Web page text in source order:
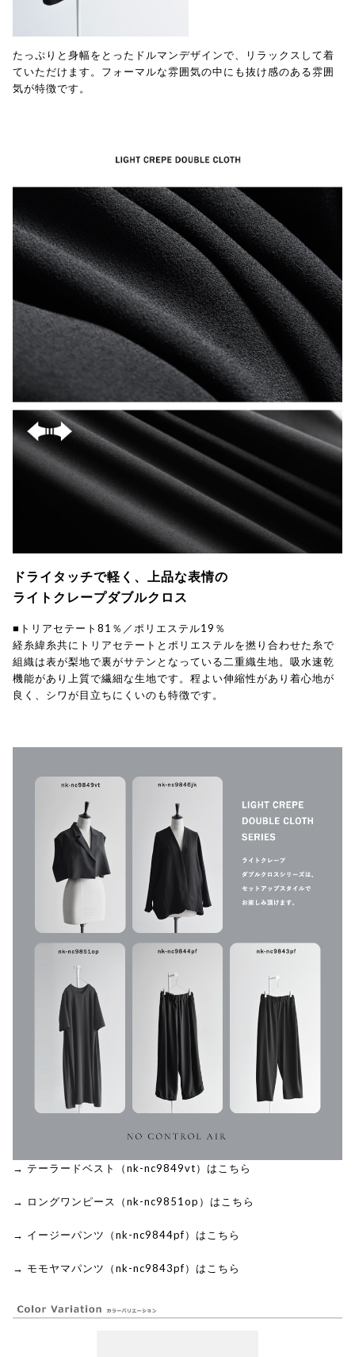
たっぷりと身幅をとったドルマンデザインで、リラックスして着
ていただけます。フォーマルな雰囲気の中にも抜け感のある雰囲
気が特徴です。
ドライタッチで軽く、上品な表情の
ライトクレープダブルクロス
■トリアセテート81％／ポリエステル19％
経糸緯糸共にトリアセテートとポリエステルを撚り合わせた糸で
組織は表が梨地で裏がサテンとなっている二重織生地。吸水速乾
機能があり上質で繊細な生地です。程よい伸縮性があり着心地が
良く、シワが目立ちにくいのも特徴です。
→ テーラードベスト（nk-nc9849vt）はこちら
→ ロングワンピース（nk-nc9851op）はこちら
→ イージーパンツ（nk-nc9844pf）はこちら
→ モモヤマパンツ（nk-nc9843pf）はこちら